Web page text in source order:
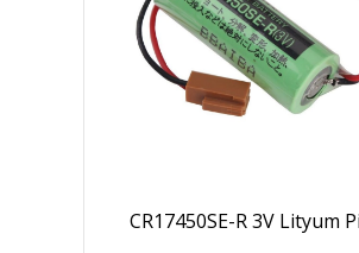
CR17450SE-R 3V Lityum